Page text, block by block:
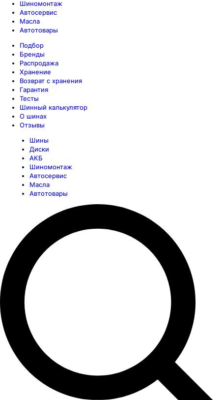
Шиномонтаж
Автосервис
Масла
Автотовары
Подбор
Бренды
Распродажа
Хранение
Возврат с хранения
Гарантия
Тесты
Шинный калькулятор
О шинах
Отзывы
Шины
Диски
АКБ
Шиномонтаж
Автосервис
Масла
Автотовары